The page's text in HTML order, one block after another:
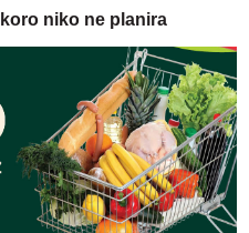
niko ne planira